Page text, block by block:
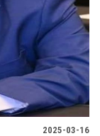
2025-03-16